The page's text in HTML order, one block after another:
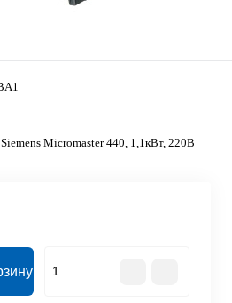
Micromaster 440, 1,1кВт, 220В